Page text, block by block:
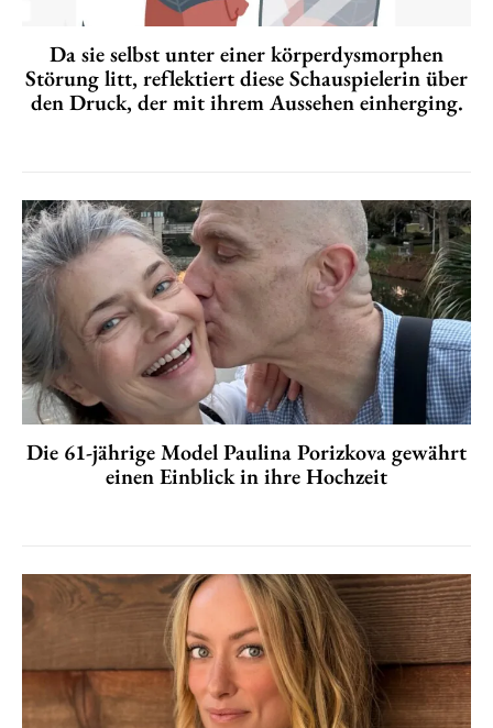
Da sie selbst unter einer körperdysmorphen
Störung litt, reflektiert diese Schauspielerin über
den Druck, der mit ihrem Aussehen einherging.
Die 61-jährige Model Paulina Porizkova gewährt
einen Einblick in ihre Hochzeit